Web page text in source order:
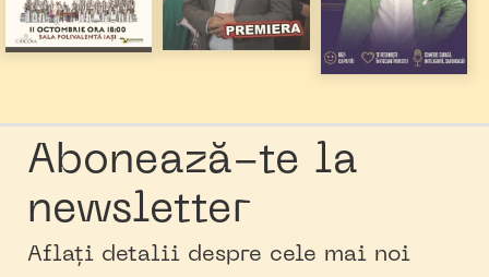
Abonează-te la
newsletter
Aflați detalii despre cele mai noi